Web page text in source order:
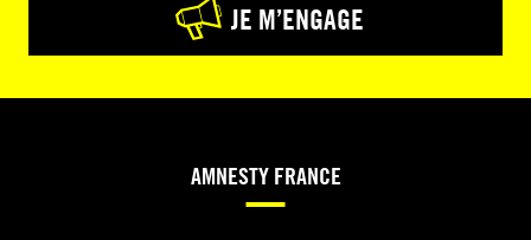
JE M’ENGAGE
AMNESTY FRANCE